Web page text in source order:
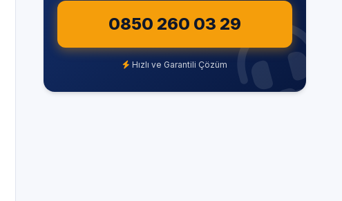
0850 260 03 29
Hızlı ve Garantili Çözüm